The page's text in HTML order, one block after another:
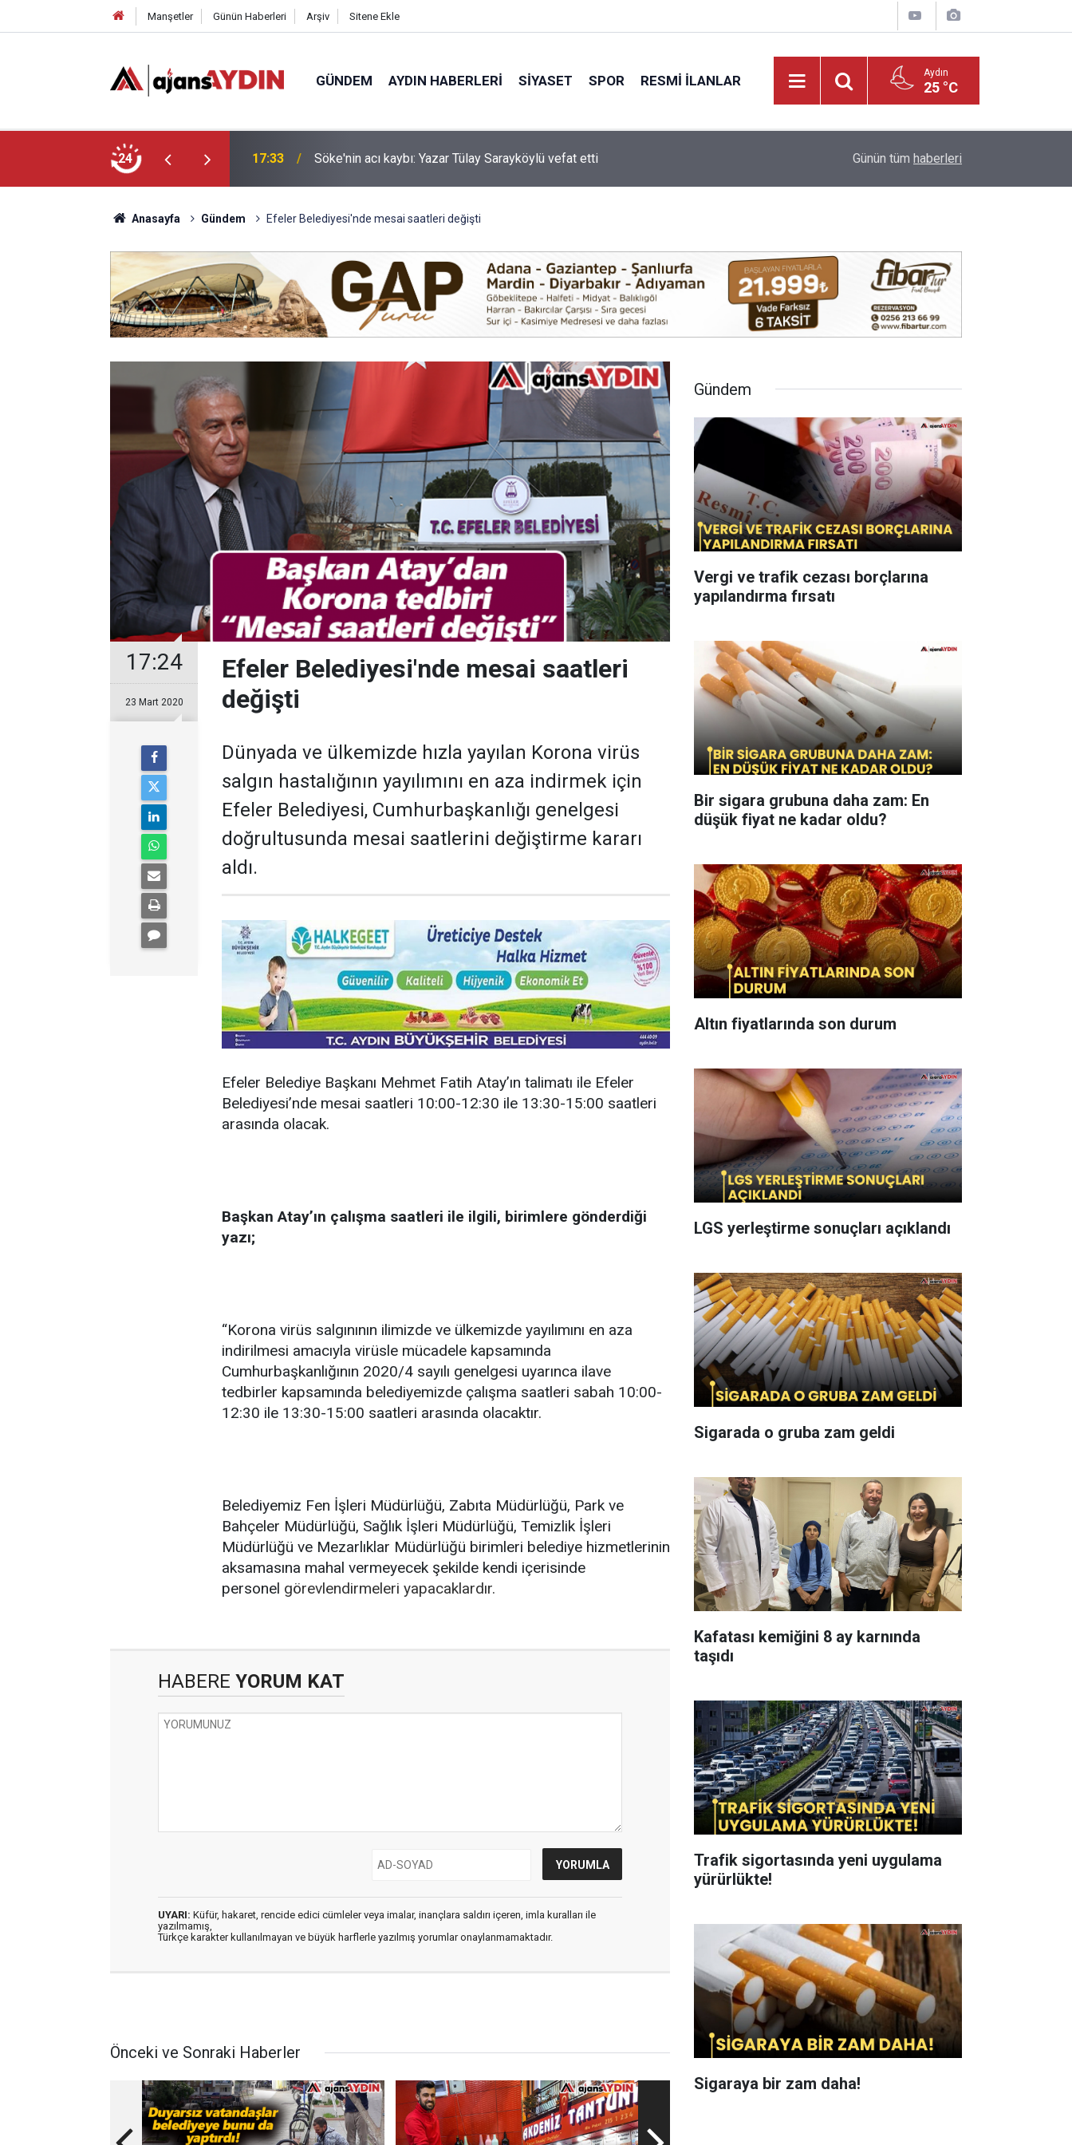
Manşetler Günün Haberleri Arşiv Sitene Ekle
GÜNDEM AYDIN HABERLERI SIYASET SPOR RESMI İLANLAR Aydın
25 °C
24 17:23 Nazilli'de motosiklet kazası: 16 yaşındaki Mustafa vefat etti Kuyucak'ta 5 dekar kestanelik yandı
Günün tüm haberleri
Anasayfa Gündem Efeler Belediyesi'nde mesai saatleri değişti
17:24
23 Mart 2020
Efeler Belediyesi'nde mesai saatleri
değişti
Dünyada ve ülkemizde hızla yayılan Korona virüs
salgın hastalığının yayılımını en aza indirmek için
Efeler Belediyesi, Cumhurbaşkanlığı genelgesi
doğrultusunda mesai saatlerini değiştirme kararı
aldı.
Efeler Belediye Başkanı Mehmet Fatih Atay’ın talimatı ile Efeler
Belediyesi’nde mesai saatleri 10:00-12:30 ile 13:30-15:00 saatleri
arasında olacak.
Başkan Atay’ın çalışma saatleri ile ilgili, birimlere gönderdiği
yazı;
“Korona virüs salgınının ilimizde ve ülkemizde yayılımını en aza
indirilmesi amacıyla virüsle mücadele kapsamında
Cumhurbaşkanlığının 2020/4 sayılı genelgesi uyarınca ilave
tedbirler kapsamında belediyemizde çalışma saatleri sabah 10:00-
12:30 ile 13:30-15:00 saatleri arasında olacaktır.
Belediyemiz Fen İşleri Müdürlüğü, Zabıta Müdürlüğü, Park ve
Bahçeler Müdürlüğü, Sağlık İşleri Müdürlüğü, Temizlik İşleri
Müdürlüğü ve Mezarlıklar Müdürlüğü birimleri belediye hizmetlerinin
aksamasına mahal vermeyecek şekilde kendi içerisinde
personel görevlendirmeleri yapacaklardır.
HABERE YORUM KAT
UYARI: Küfür, hakaret, rencide edici cümleler veya imalar, inançlara saldırı içeren, imla kuralları ile
yazılmamış,
Türkçe karakter kullanılmayan ve büyük harflerle yazılmış yorumlar onaylanmamaktadır.
Önceki ve Sonraki Haberler
Gündem
Vergi ve trafik cezası borçlarına
yapılandırma fırsatı
Bir sigara grubuna daha zam: En
düşük fiyat ne kadar oldu?
Altın fiyatlarında son durum
LGS yerleştirme sonuçları açıklandı
Sigarada o gruba zam geldi
Kafatası kemiğini 8 ay karnında
taşıdı
Trafik sigortasında yeni uygulama
yürürlükte!
Sigaraya bir zam daha!